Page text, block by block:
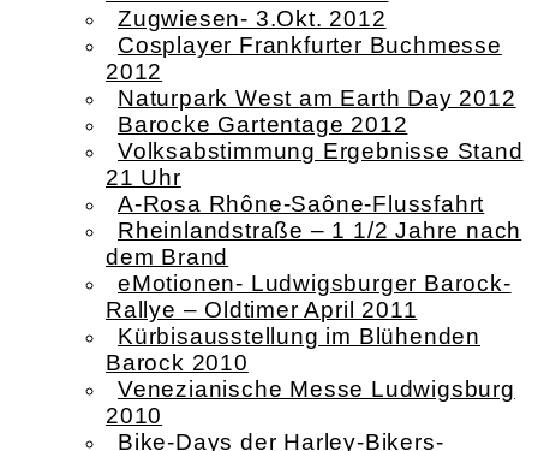
Zugwiesen- 3.Okt. 2012
Cosplayer Frankfurter Buchmesse
2012
Naturpark West am Earth Day 2012
Barocke Gartentage 2012
Volksabstimmung Ergebnisse Stand
21 Uhr
A-Rosa Rhône-Saône-Flussfahrt
Rheinlandstraße – 1 1/2 Jahre nach
dem Brand
eMotionen- Ludwigsburger Barock-
Rallye – Oldtimer April 2011
Kürbisausstellung im Blühenden
Barock 2010
Venezianische Messe Ludwigsburg
2010
Bike-Days der Harley-Bikers-